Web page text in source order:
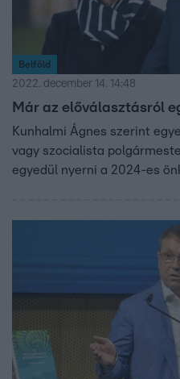
Belföld
2022. december 14. 14:48
Már az előválasztásról
Kunhalmi Ágnes szerint
vagy szocialista
egyedül nyerni a 2024-es